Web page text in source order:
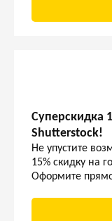
Суперскидка
Shutterstock!
Не упустите
15% скидку на
Оформите